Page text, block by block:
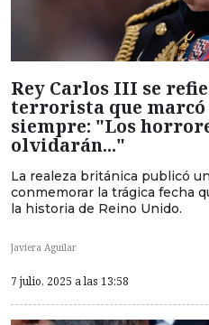
Rey Carlos III se
terrorista que marcó
siempre: "Los
olvidarán..."
La realeza británica publicó
conmemorar la trágica fecha
la historia de Reino Unido.
Javiera Aguilar
7 julio, 2025 a las 13:58